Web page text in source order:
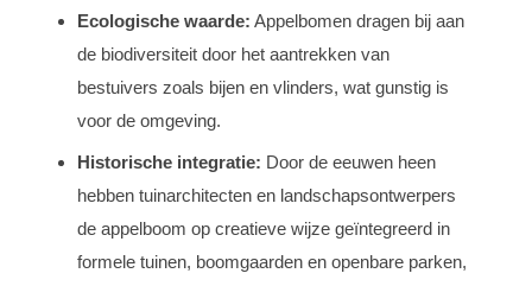
Ecologische waarde: Appelbomen dragen bij aan
de biodiversiteit door het aantrekken van
bestuivers zoals bijen en vlinders, wat gunstig is
voor de omgeving.
Historische integratie: Door de eeuwen heen
hebben tuinarchitecten en landschapsontwerpers
de appelboom op creatieve wijze geïntegreerd in
formele tuinen, boomgaarden en openbare parken,